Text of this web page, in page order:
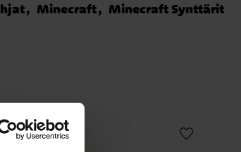
Minecraft Minecraft Synttärit